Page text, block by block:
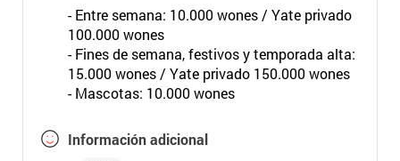
- Entre semana: 10.000 wones / Yate privado
100.000 wones
- Fines de semana, festivos y temporada alta:
15.000 wones / Yate privado 150.000 wones
- Mascotas: 10.000 wones
Información adicional